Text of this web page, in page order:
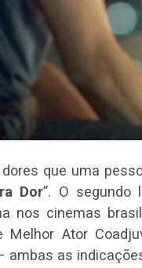
que uma
Dor”. O segundo
nos cinemas
Ator
ambas as